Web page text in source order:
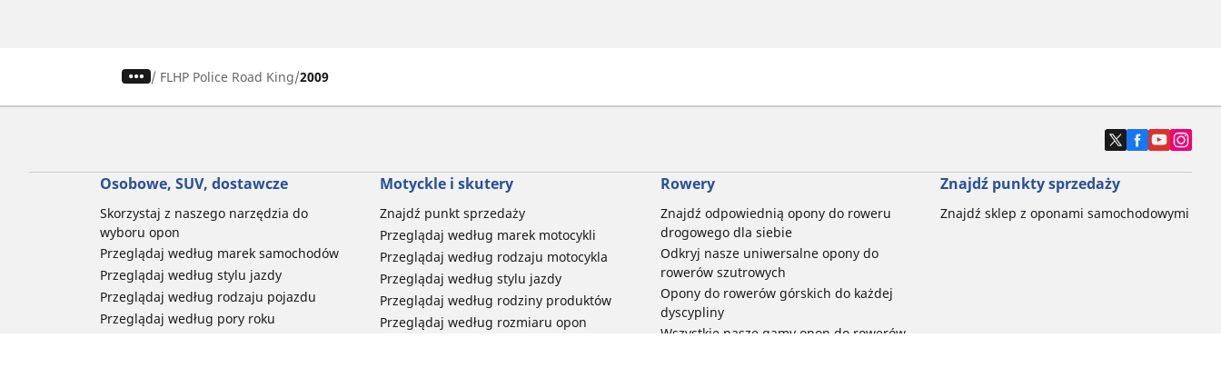
/ FLHP Police Road King 2009
Osobowe, SUV, dostawcze
Skorzystaj z naszego narzędzia do
wyboru opon
Przeglądaj według marek samochodów
Przeglądaj według stylu jazdy
Przeglądaj według rodzaju pojazdu
Przeglądaj według pory roku
Motyckle i skutery
Znajdź punkt sprzedaży
Przeglądaj według marek motocykli
Przeglądaj według rodzaju motocykla
Przeglądaj według stylu jazdy
Przeglądaj według rodziny produktów
Przeglądaj według rozmiaru opon
Rowery
Znajdź odpowiednią opony do roweru
drogowego dla siebie
Odkryj nasze uniwersalne opony do
rowerów szutrowych
Opony do rowerów górskich do każdej
dyscypliny
Wszystkie nasze gamy opon do rowerów
Znajdź punkty sprzedaży
Znajdź sklep z oponami samochodowymi